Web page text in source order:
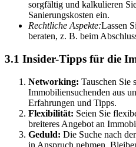
sorgfältig und kalkulieren
Sanierungskosten ein.
Rechtliche Aspekte:Lassen
beraten, z. B. beim
3.1 Insider-Tipps für die
Networking: Tauschen Sie
Immobiliensuchenden aus
Erfahrungen und Tipps.
Flexibilität: Seien Sie
breiteres Angebot an
Geduld: Die Suche nach
in Anspruch nehmen.